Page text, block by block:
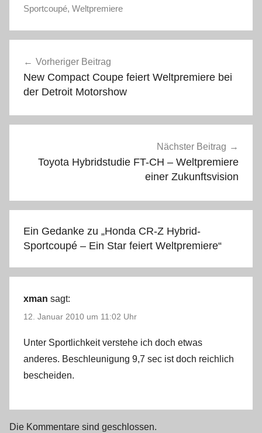
Sportcoupé, Weltpremiere
Vorheriger Beitrag
New Compact Coupe feiert Weltpremiere bei
der Detroit Motorshow
Nächster Beitrag
Toyota Hybridstudie FT-CH – Weltpremiere
einer Zukunftsvision
Ein Gedanke zu „Honda CR-Z Hybrid-
Sportcoupé – Ein Star feiert Weltpremiere“
xman sagt:
12. Januar 2010 um 11:02 Uhr
Unter Sportlichkeit verstehe ich doch etwas
anderes. Beschleunigung 9,7 sec ist doch reichlich
bescheiden.
Die Kommentare sind geschlossen.